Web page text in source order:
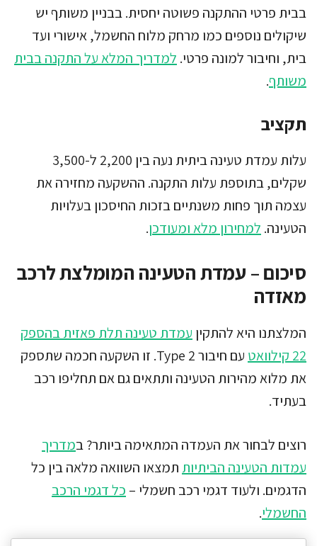
בבית פרטי ההתקנה פשוטה יחסית. בבניין משותף יש
שיקולים נוספים כמו מרחק מלוח החשמל, אישורי ועד
בית, וחיבור למונה פרטי. למדריך המלא על התקנה בבית
משותף.
תקציב
עלות עמדת טעינה ביתית נעה בין 2,200 ל-3,500
שקלים, בתוספת עלות התקנה. ההשקעה מחזירה את
עצמה תוך פחות משנתיים בזכות החיסכון בעלויות
הטעינה. למחירון מלא ומעודכן.
סיכום – עמדת הטעינה המומלצת לרכב
מאזדה
המלצתנו היא להתקין עמדת טעינה תלת פאזית בהספק
22 קילוואט
עם חיבור Type 2. זו השקעה חכמה שתספק
את מלוא מהירות הטעינה ותתאים גם אם תחליפו רכב
בעתיד.
רוצים לבחור את העמדה המתאימה ביותר? במדריך
עמדות הטעינה הביתיות תמצאו השוואה מלאה בין כל
הדגמים. ולעוד דגמי רכב חשמלי – כל דגמי הרכב
החשמלי.